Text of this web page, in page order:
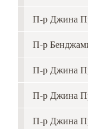
П-р Джина
П-р
П-р Джина
П-р Джина
П-р Джина